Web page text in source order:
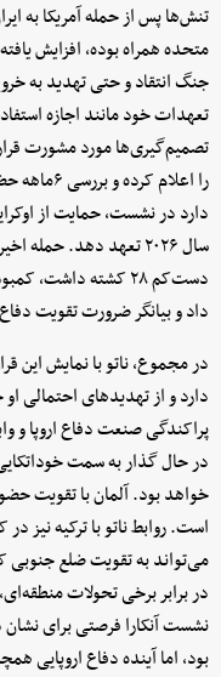
تنش‌ها پس از حمله آمریکا به
متحده همراه بوده، افزایش
جنگ انتقاد و حتی تهدید به
تعهدات خود مانند اجازه
تصمیم‌گیری‌ها مورد مشورت قرار
را اعلام
سال ۲۰۲۶ تعهد دهد.
دست‌کم ۲۸ کشته
داد و بیانگر ضرورت تقویت
در مجموع، ناتو با نمایش این
دارد و از تهدیدهای احتمالی
پراکندگی صنعت دفاع اروپا و
در حال گذار به سمت خوداتکایی
خواهد بود. آلمان با تقویت
است. روابط ناتو با ترکیه نیز در
می‌تواند به تقویت ضلع جنوبی
در برابر برخی تحولات
نشست آنکارا فرصتی برای نشان
بود، اما آینده دفاع اروپایی